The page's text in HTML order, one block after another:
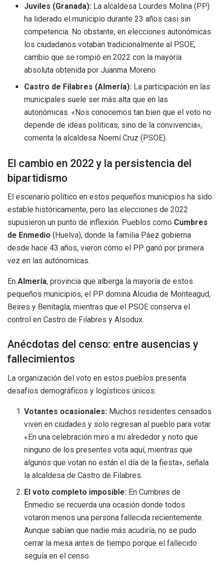
Juviles (Granada): La alcaldesa Lourdes Molina (PP)
ha liderado el municipio durante 23 años casi sin
competencia. No obstante, en elecciones autonómicas
los ciudadanos votaban tradicionalmente al PSOE,
cambio que se rompió en 2022 con la mayoría
absoluta obtenida por Juanma Moreno.
Castro de Filabres (Almería): La participación en las
municipales suele ser más alta que en las
autonómicas. «Nos conocemos tan bien que el voto no
depende de ideas políticas, sino de la convivencia»,
comenta la alcaldesa Noemí Cruz (PSOE).
El cambio en 2022 y la persistencia del
bipartidismo
El escenario político en estos pequeños municipios ha sido
estable históricamente, pero las elecciones de 2022
supusieron un punto de inflexión. Pueblos como Cumbres
de Enmedio (Huelva), donde la familia Páez gobierna
desde hace 43 años, vieron cómo el PP ganó por primera
vez en las autónomicas.
En Almería, provincia que alberga la mayoría de estos
pequeños municipios, el PP domina Alcudia de Monteagud,
Beires y Benitagla, mientras que el PSOE conserva el
control en Castro de Filabres y Alsodux.
Anécdotas del censo: entre ausencias y
fallecimientos
La organización del voto en estos pueblos presenta
desafíos demográficos y logísticos únicos:
Votantes ocasionales: Muchos residentes censados
viven en ciudades y solo regresan al pueblo para votar.
«En una celebración miro a mi alrededor y noto que
ninguno de los presentes vota aquí, mientras que
algunos que votan no están el día de la fiesta», señala
la alcaldesa de Castro de Filabres.
El voto completo imposible: En Cumbres de
Enmedio se recuerda una ocasión donde todos
votaron menos una persona fallecida recientemente.
Aunque sabían que nadie más acudiría, no se pudo
cerrar la mesa antes de tiempo porque el fallecido
seguía en el censo.